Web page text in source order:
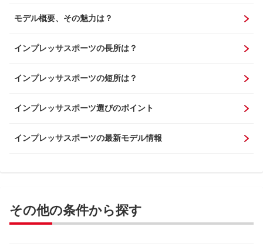
モデル概要、その魅力は？
インプレッサスポーツの長所は？
インプレッサスポーツの短所は？
インプレッサスポーツ選びのポイント
インプレッサスポーツの最新モデル情報
その他の条件から探す